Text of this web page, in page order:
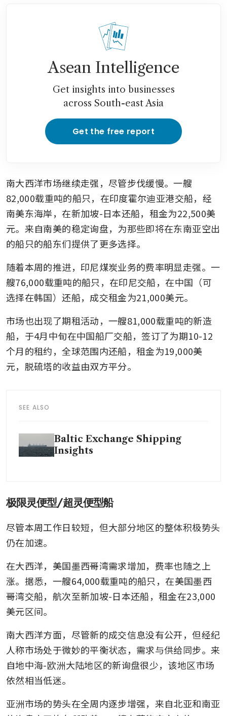
Asean Intelligence
Get insights into businesses
across South-east Asia
Get the free report
南大西洋市场继续走强，尽管步伐缓慢。一艘
82,000载重吨的船只，在印度霍尔迪亚港交船，经
南美东海岸，在新加坡-日本还船，租金为22,500美
元。来自南美的稳定询盘，为那些即将在东南亚空出
的船只的船东们提供了更多选择。
随着本周的推进，印尼煤炭业务的费率明显走强。一
艘76,000载重吨的船只，在印尼交船，在中国（可
选择在韩国）还船，成交租金为21,000美元。
市场也出现了期租活动，一艘81,000载重吨的新造
船，于4月中旬在中国船厂交船，签订了为期10-12
个月的租约，全球范围内还船，租金为19,000美
元，脱硫塔的收益由双方平分。
SEE ALSO
Baltic Exchange Shipping
Insights
极限灵便型/超灵便型船
尽管本周工作日较短，但大部分地区的整体积极势头
仍在加速。
在大西洋，美国墨西哥湾需求增加，费率也随之上
涨。据悉，一艘64,000载重吨的船只，在美国墨西
哥湾交船，航次至新加坡-日本还船，租金在23,000
美元区间。
南大西洋方面，尽管新的成交信息没有公开，但经纪
人称市场处于微妙的平衡状态，需求与供给同步。来
自地中海-欧洲大陆地区的新询盘很少，该地区市场
依然相当低迷。
亚洲市场的势头在全周内逐步增强，来自北亚和南亚